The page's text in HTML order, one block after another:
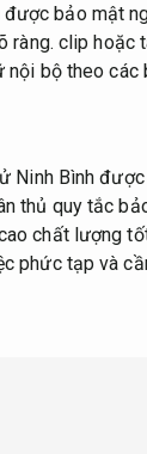
bảo mật
ràng. clip hoặc
nội bộ theo các
Ninh Bình
thủ quy tắc
chất lượng
phức tạp và